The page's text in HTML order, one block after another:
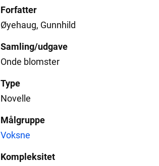
Forfatter
Øyehaug, Gunnhild
Samling/udgave
Onde blomster
Type
Novelle
Målgruppe
Voksne
Kompleksitet